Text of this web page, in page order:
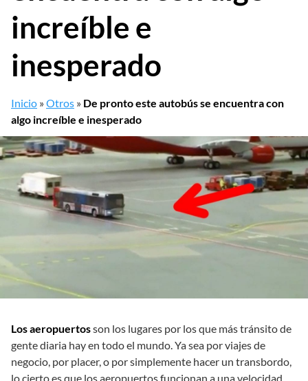
increíble e
inesperado
Inicio »Otros » De pronto este autobús se encuentra con
algo increíble e inesperado
Los aeropuertosson los lugares por los que más tránsito de
gente diaria hay en todo el mundo. Ya sea por viajes de
negocio, por placer, o por simplemente hacer un transbordo,
lo cierto es que los aeropuertos funcionan a una velocidad